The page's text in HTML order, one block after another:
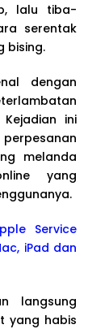
lalu tiba-
serentak
bising.
dengan
ini
melanda
yang
Service
iPad dan
langsung
yang habis